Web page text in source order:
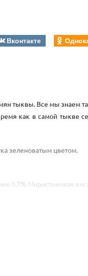
Вконтакте
тыквы. Все мы знаем
как в самой тыкве
зеленоватым цветом.
0.7% Миристиновая
менее 0.5% Эруковая
селен, кальций,